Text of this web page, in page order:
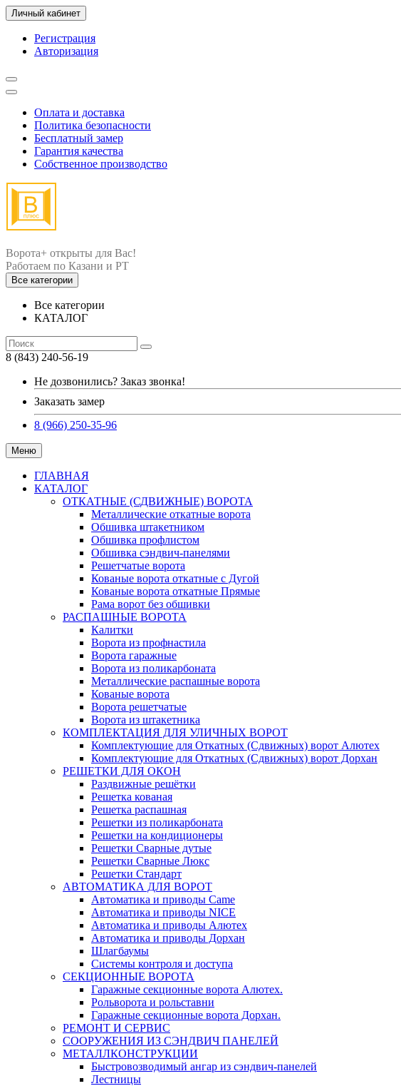
Личный кабинет
Регистрация
Авторизация
Оплата и доставка
Политика безопасности
Бесплатный замер
Гарантия качества
Собственное производство
Ворота+ открыты для Вас!
Все категории
Все категории
КАТАЛОГ
8 (843) 240-56-19
Не дозвонились? Заказ звонка!
Заказать замер
8 (966) 250-35-96
Меню
ГЛАВНАЯ
КАТАЛОГ
ОТКАТНЫЕ (СДВИЖНЫЕ) ВОРОТА
Металлические откатные ворота
Обшивка штакетником
Обшивка профлистом
Обшивка сэндвич-панелями
Решетчатые ворота
Кованые ворота откатные с Дугой
Кованые ворота откатные Прямые
Рама ворот без обшивки
РАСПАШНЫЕ ВОРОТА
Калитки
Ворота из профнастила
Ворота гаражные
Ворота из поликарбоната
Металлические распашные ворота
Кованые ворота
Ворота решетчатые
Ворота из штакетника
КОМПЛЕКТАЦИЯ ДЛЯ УЛИЧНЫХ ВОРОТ
Комплектующие для Откатных (Сдвижных) ворот Алютех
Комплектующие для Откатных (Сдвижных) ворот Дорхан
РЕШЕТКИ ДЛЯ ОКОН
Раздвижные решётки
Решетка кованая
Решетка распашная
Решетки из поликарбоната
Решетки на кондиционеры
Решетки Сварные дутые
Решетки Сварные Люкс
Решетки Стандарт
АВТОМАТИКА ДЛЯ ВОРОТ
Автоматика и приводы Came
Автоматика и приводы NICE
Автоматика и приводы Алютех
Автоматика и приводы Дорхан
Шлагбаумы
Системы контроля и доступа
СЕКЦИОННЫЕ ВОРОТА
Гаражные секционные ворота Алютех.
Рольворота и рольставни
Гаражные секционные ворота Дорхан.
РЕМОНТ И СЕРВИС
СООРУЖЕНИЯ ИЗ СЭНДВИЧ ПАНЕЛЕЙ
МЕТАЛЛКОНСТРУКЦИИ
Быстровозводимый ангар из сэндвич-панелей
Лестницы